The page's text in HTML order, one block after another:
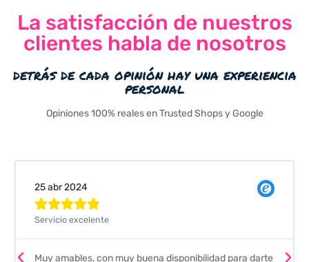
La satisfacción de nuestros
clientes habla de nosotros
detrás de cada opinión hay una experiencia
personal
Opiniones 100% reales en Trusted Shops y Google
25 abr 2024

Servicio excelente
Muy amables, con muy buena disponibilidad para darte